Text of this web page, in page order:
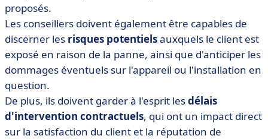
proposés.
Les conseillers doivent également être capables de
discerner les risques potentielsauxquels le client est
exposé en raison de la panne, ainsi que d'anticiper les
dommages éventuels sur l'appareil ou l'installation en
question.
De plus, ils doivent garder à l'esprit lesdélais
d'intervention contractuels, qui ont un impact direct
sur la satisfaction du client et la réputation de